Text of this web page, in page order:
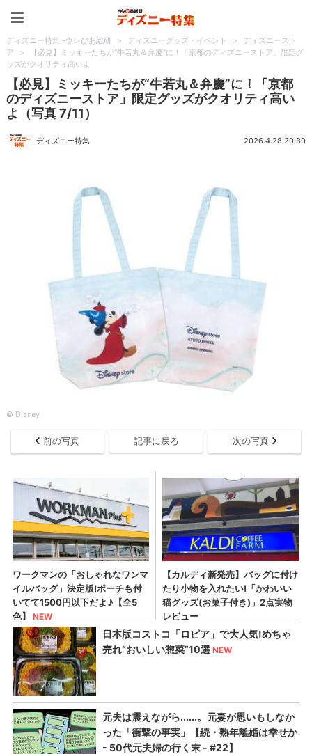
ディズニー特集 -ウレぴあ総研 > ディズニーグッズ・イベント >
ディズニースト
ア
>
【必見】ミッキーたちが“牛若丸＆弁慶”に！「京都のディズニーストア」限定グ
ッズがクオリティ高いよ
【必見】ミッキーたちが“牛若丸＆弁慶”に！「京都
のディズニーストア」限定グッズがクオリティ高い
よ（写真 7/11）
ディズニー特集 2026.4.28 20:30
© Disney
前の写真 記事に戻る 次の写真